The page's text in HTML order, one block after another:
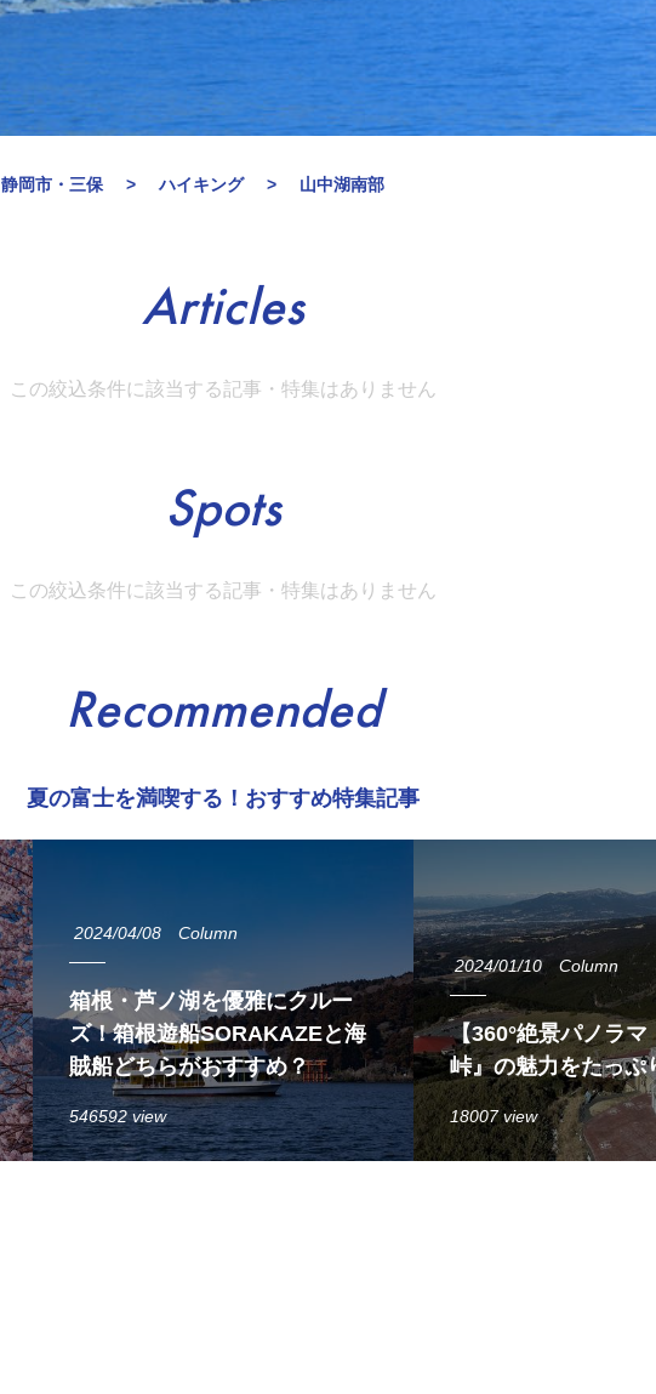
静岡市・三保 ハイキング 山中湖南部
Articles
この絞込条件に該当する記事・特集はありません
Spots
この絞込条件に該当する記事・特集はありません
Recommended
夏の富士を満喫する！おすすめ特集記事
2024/04/08 Column
箱根・芦ノ湖を優雅にクルー
ズ！箱根遊船SORAKAZEと海
賊船どちらがおすすめ？
546592 view
2024/01/10 Column
【360°絶景パノラマ
峠』の魅力をたっぷ
18007 view